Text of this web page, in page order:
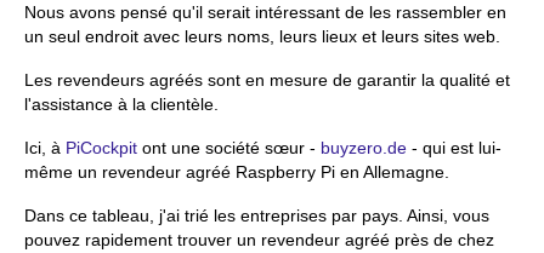
Nous avons pensé qu'il serait intéressant de les rassembler en
un seul endroit avec leurs noms, leurs lieux et leurs sites web.
Les revendeurs agréés sont en mesure de garantir la qualité et
l'assistance à la clientèle.
Ici, à PiCockpit ont une société sœur - buyzero.de - qui est lui-
même un revendeur agréé Raspberry Pi en Allemagne.
Dans ce tableau, j'ai trié les entreprises par pays. Ainsi, vous
pouvez rapidement trouver un revendeur agréé près de chez